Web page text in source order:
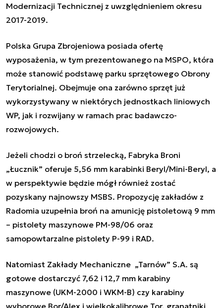
Modernizacji Technicznej z uwzględnieniem okresu
2017-2019.
Polska Grupa Zbrojeniowa posiada ofertę
wyposażenia, w tym prezentowanego na MSPO, która
może stanowić podstawę parku sprzętowego Obrony
Terytorialnej. Obejmuje ona zarówno sprzęt już
wykorzystywany w niektórych jednostkach liniowych
WP, jak i rozwijany w ramach prac badawczo-
rozwojowych.
Jeżeli chodzi o broń strzelecką, Fabryka Broni
„Łucznik” oferuje 5,56 mm karabinki Beryl/Mini-Beryl, a
w perspektywie będzie mógł również zostać
pozyskany najnowszy MSBS. Propozycję zakładów z
Radomia uzupełnia broń na amunicję pistoletową 9 mm
– pistolety maszynowe PM-98/06 oraz
samopowtarzalne pistolety P-99 i RAD.
Natomiast Zakłady Mechaniczne „Tarnów” S.A. są
gotowe dostarczyć 7,62 i 12,7 mm karabiny
maszynowe (UKM-2000 i WKM-B) czy karabiny
wyborowe Bor/Alex i wielkokalibrowe Tor, granatniki